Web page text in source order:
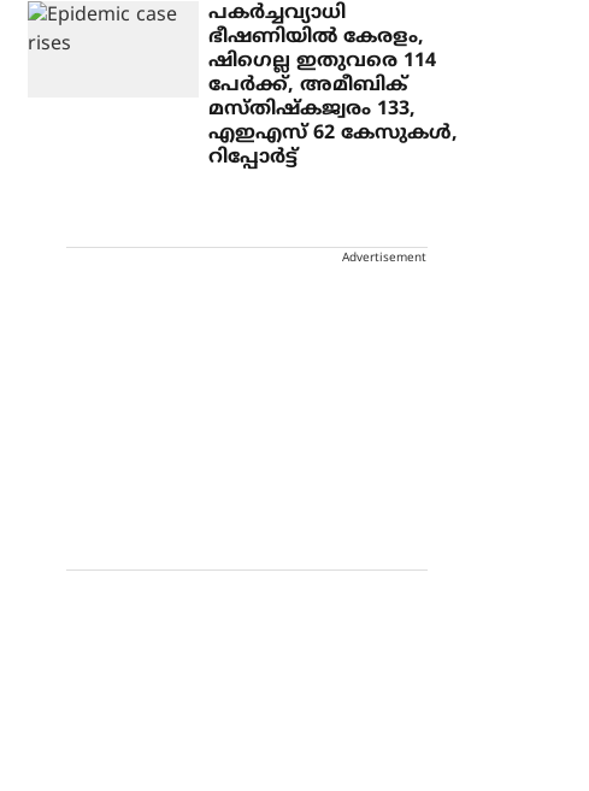
പകര്‍ച്ചവ്യാധി
ഭീഷണിയില്‍ കേരളം,
ഷിഗെല്ല ഇതുവരെ 114
പേർക്ക്, അമീബിക്
മസ്തിഷ്‌കജ്വരം 133,
എഇഎസ് 62 കേസുകള്‍,
റിപ്പോര്‍ട്ട്
Advertisement